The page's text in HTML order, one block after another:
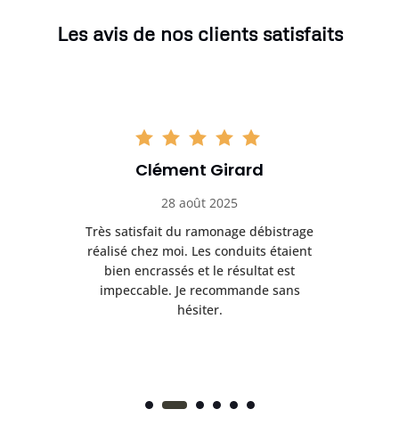
Les avis de nos clients satisfaits
Clément Girard
28 août 2025
Très satisfait du ramonage débistrage
réalisé chez moi. Les conduits étaient
bien encrassés et le résultat est
impeccable. Je recommande sans
hésiter.